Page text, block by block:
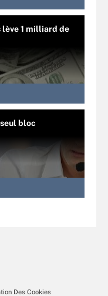
lève 1 milliard de
bloc
Des Cookies